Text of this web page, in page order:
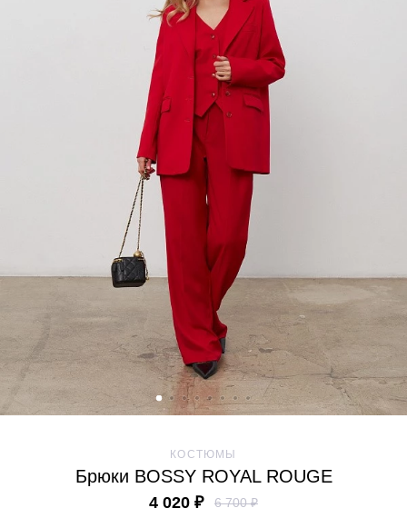
КОСТЮМЫ
Брюки BOSSY ROYAL ROUGE
4 020 ₽ 6 700 ₽